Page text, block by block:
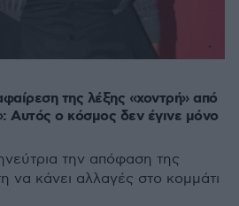
της λέξης «χοντρή» από
Αυτός ο κόσμος δεν έγινε μόνο
την απόφαση της
να κάνει αλλαγές στο κομμάτι